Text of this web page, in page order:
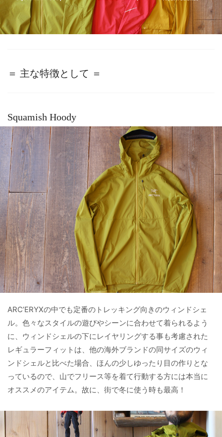
＝ 主な特徴として ＝
Squamish Hoody
ARC’ERYXの中でも定番のトレッキング向きのウィンドシェ
ル。色々なスタイルの遊びやシーンに合わせて着られるよう
に、ウィンドシェルの下にレイヤリングする事も考慮された
レギュラーフィットは、他の海外ブランドの同サイズのウィ
ンドシェルと比べた場合、ほんの少しゆったり目の作りとな
っているので、山でフリース等を着て行動する方には本当に
オススメのアイテム。故に、街で冬に使う時も最高！